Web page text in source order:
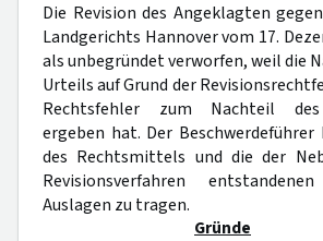
Die Revision des Angeklagten
Landgerichts Hannover vom 17.
als unbegründet verworfen, weil die
Urteils auf Grund der
Rechtsfehler zum Nachteil
ergeben hat. Der
des Rechtsmittels und die der
Revisionsverfahren
Auslagen zu tragen.
Gründe